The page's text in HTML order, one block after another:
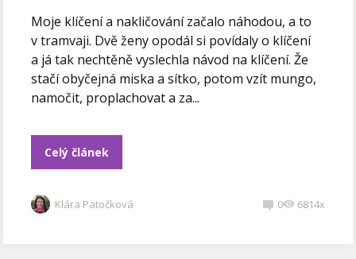
Moje klíčení a nakličování začalo náhodou, a to
v tramvaji. Dvě ženy opodál si povídaly o klíčení
a já tak nechtěně vyslechla návod na klíčení. Že
stačí obyčejná miska a sítko, potom vzít mungo,
namočit, proplachovat a za...
Celý článek
Klára Patočková 0 6814x